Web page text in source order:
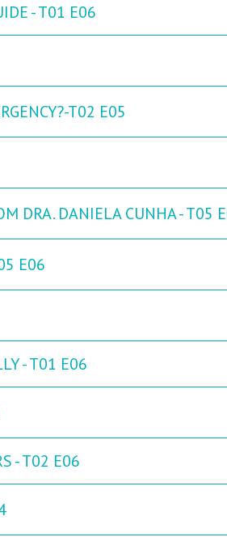
- T01 E06
T02 E05
DRA. DANIELA CUNHA - T05
E06
- T01 E06
- T02 E06